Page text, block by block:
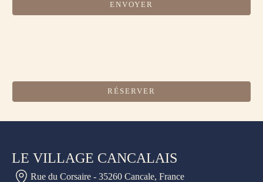
RÉSERVER
LE VILLAGE CANCALAIS
Rue du Corsaire - 35260 Cancale, France